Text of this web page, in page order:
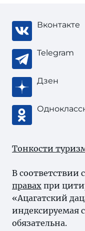
Вконтакте
Telegram
Дзен
Тонкости
В соответствии
правах при
«Ацагатский
индексируемая
обязательна.